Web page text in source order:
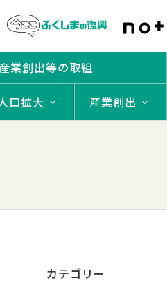
業創出等の取組
口拡大 産業創出
カテゴリー